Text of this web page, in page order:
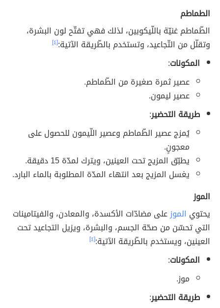
الطماطم
الطّماطم غنيّة باللّيكوبين، لذلك فهي تفتّح لون البشرة،
وتقلّل من التّجاعيد، وتستخدم بالطّريقة الآتية:[٤]
المكونات:
عصير ثمرة صغيرة من الطّماطم.
عصير ليمون.
طريقة التحضير:
يُمزج عصير الطّماطم وعصير اللّيمون للحصول على
معجونٍ.
يطبّق المزيج تحت العينين، ويترك لمدّة 15 دقيقة.
يغسل المزيج بعد انتهاء المدّة المطلوبة بالماء البارد.
الموز
يحتوي الموزعلى مضادّات الأكسدة، والمعادن، والفيتامينات
التي تحسّن من صحّة الجسم، والبشرة، ويزيل التجاعيد تحت
العينين، ويستخدم بالطّريقة الآتية:[٤]
المكونات:
موز.
طريقة التحضير: